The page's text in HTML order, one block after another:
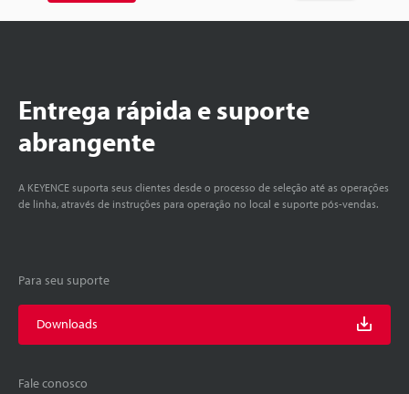
Entrega rápida e suporte
abrangente
A KEYENCE suporta seus clientes desde o processo de seleção até as operações
de linha, através de instruções para operação no local e suporte pós-vendas.
Para seu suporte
Downloads
Fale conosco